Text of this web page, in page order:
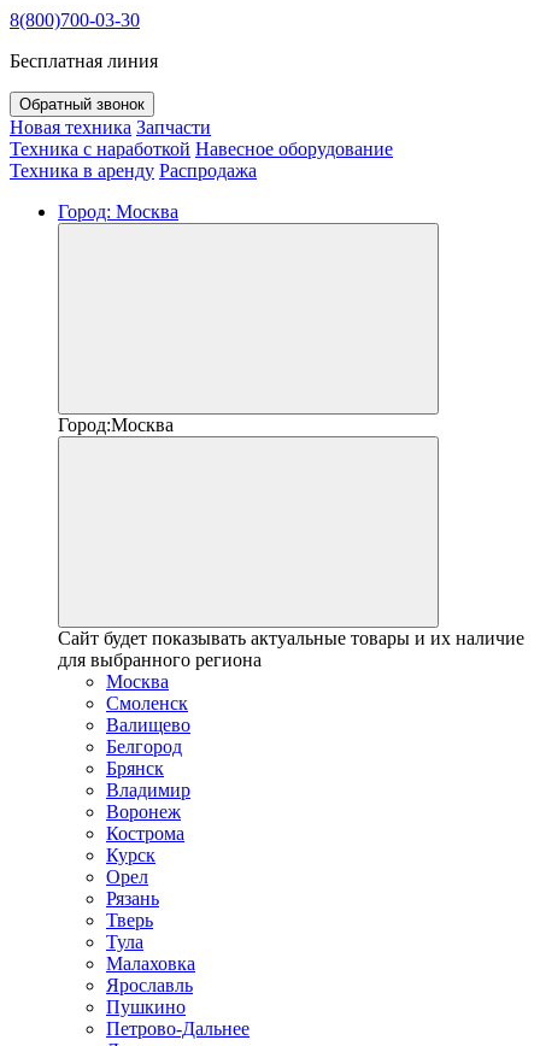
8(800)700-03-30
Бесплатная линия
Обратный звонок
Новая техника Запчасти
Техника с наработкой Навесное оборудование
Техника в аренду Распродажа
Город: Москва
Город:Москва
Сайт будет показывать актуальные товары и их наличие
для выбранного региона
Москва
Смоленск
Валищево
Белгород
Брянск
Владимир
Воронеж
Кострома
Курск
Орел
Рязань
Тверь
Тула
Малаховка
Ярославль
Пушкино
Петрово-Дальнее